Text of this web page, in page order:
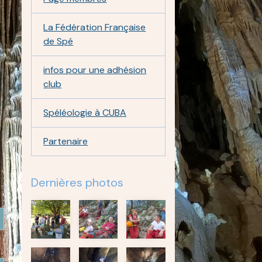
La Fédération Française
de Spé
infos pour une adhésion
club
Spéléologie à CUBA
Partenaire
Dernières photos